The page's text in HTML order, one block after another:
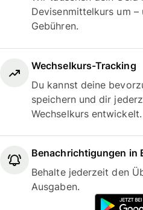
Devisenmittelkurs um
Gebühren.
Wechselkurs-Tracking
Du kannst deine
speichern und dir
Wechselkurs entwickelt.
Benachrichtigungen in
Behalte jederzeit den
Ausgaben.